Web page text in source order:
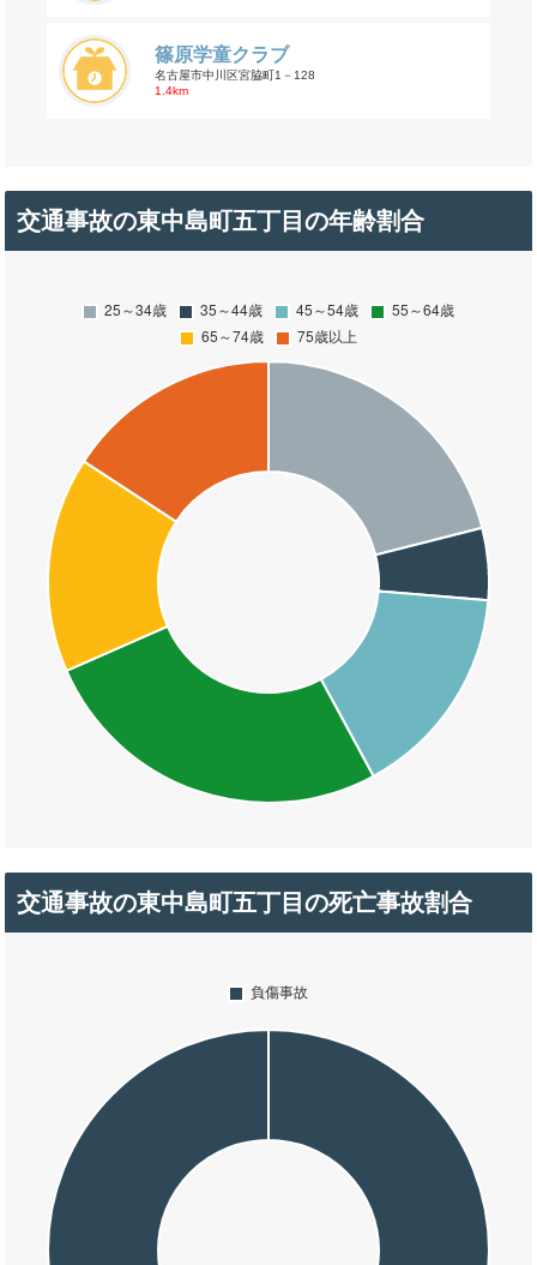
篠原学童クラブ
名古屋市中川区宮脇町1－128
1.4km
交通事故の東中島町五丁目の年齢割合
交通事故の東中島町五丁目の死亡事故割合